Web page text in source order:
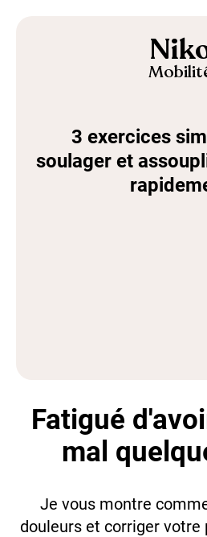
3 exercices
soulager et
Fatigué
mal
Je vous montre
douleurs et corriger